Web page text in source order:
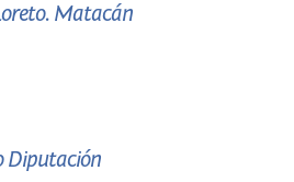
Matacán
Diputación